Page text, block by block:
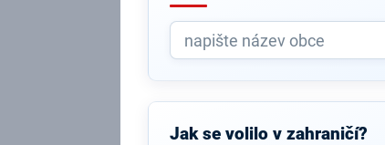
Jak se volilo v zahraničí?